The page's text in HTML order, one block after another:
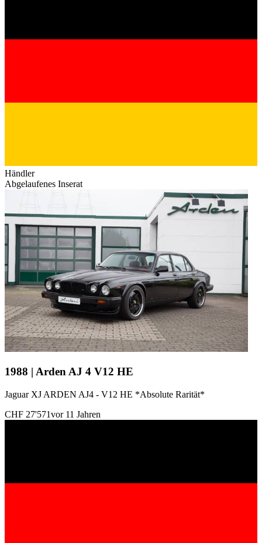
Händler
Abgelaufenes Inserat
1988 | Arden AJ 4 V12 HE
Jaguar XJ ARDEN AJ4 - V12 HE *Absolute Rarität*
CHF 27'571vor 11 Jahren